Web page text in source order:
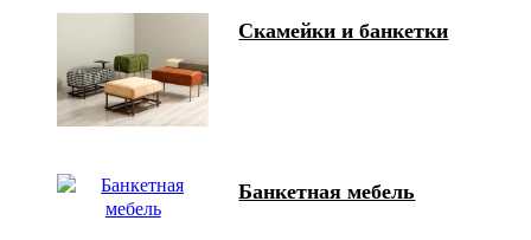
Скамейки и банкетки
Банкетная мебель